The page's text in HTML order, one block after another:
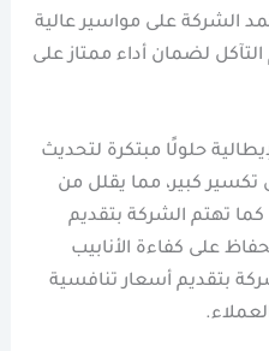
الشركة على مواسير عالية
لضمان أداء ممتاز على
حلولًا مبتكرة لتحديث
تكسير كبير، مما يقلل من
كما تهتم الشركة بتقديم
على كفاءة الأنابيب
بتقديم أسعار تنافسية